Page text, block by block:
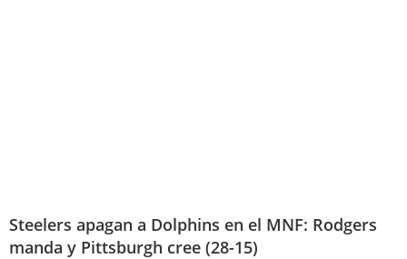
Steelers apagan a Dolphins en el MNF: Rodgers
manda y Pittsburgh cree (28-15)